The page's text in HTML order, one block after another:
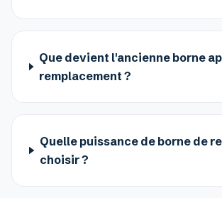
Que devient l'ancienne borne
remplacement ?
Quelle puissance de borne de
choisir ?